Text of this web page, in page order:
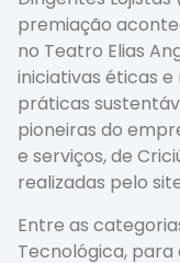
premiação
no Teatro Elias
iniciativas éticas
práticas
pioneiras do
e serviços, de
realizadas pelo
Entre as
Tecnológica,